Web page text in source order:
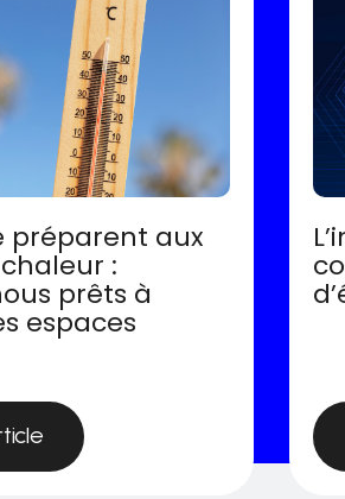
préparent aux
:
prêts à
espaces